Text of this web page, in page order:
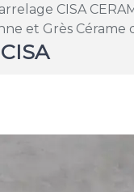
CISA
et Grès Cérame